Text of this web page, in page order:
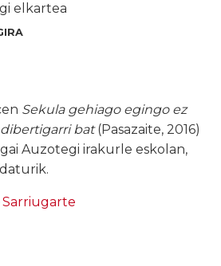
elkartea
Sekula gehiago egingo ez
bat(Pasazaite, 2016)
Auzotegi irakurle eskolan,
Sarriugarte